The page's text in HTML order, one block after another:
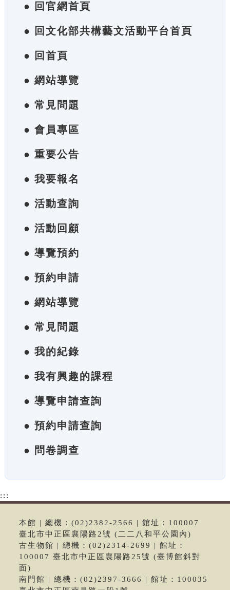
● 回官網首頁
● 回文化部共構藝文活動平台首頁
● 回首頁
● 網站導覽
● 常見問題
● 會員專區
● 重要公告
● 我要報名
● 活動查詢
● 活動回顧
● 導覽預約
● 預約申請
● 網站導覽
● 常見問題
● 我的紀錄
● 我有興趣的課程
● 導覽申請查詢
● 預約申請查詢
● 問卷調查
:::
本館 | 總機：(02)2382-2566 | 館址：100007
臺北市中正區襄陽路2號 (二二八和平公園內)
古生物館 | 總機：(02)2314-2699 | 館址：
100007 臺北市中正區襄陽路25號 (臺博館斜對
面)
南門館 | 總機：(02)2397-3666 | 館址：100035